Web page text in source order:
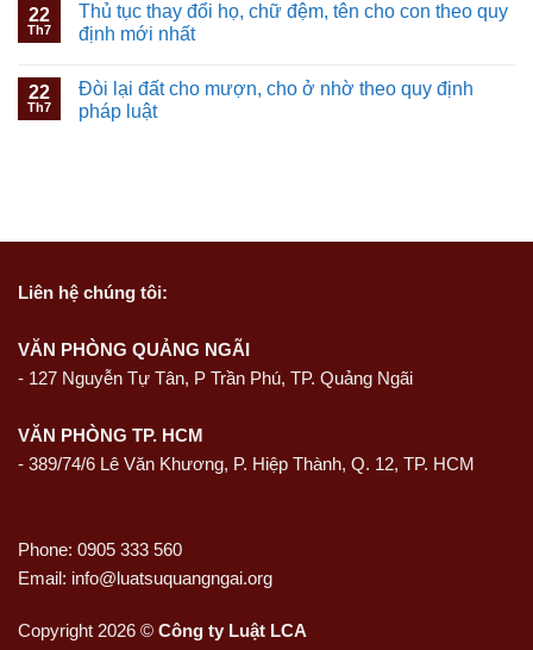
22
Th7
Thủ tục thay đổi họ, chữ đệm, tên cho con theo quy
định mới nhất
22
Th7
Đòi lại đất cho mượn, cho ở nhờ theo quy định
pháp luật
Liên hệ chúng tôi:
VĂN PHÒNG QUẢNG NGÃI
- 127 Nguyễn Tự Tân, P Trần Phú, TP. Quảng Ngãi
VĂN PHÒNG TP. HCM
- 389/74/6 Lê Văn Khương, P. Hiệp Thành, Q. 12, TP. HCM
Phone: 0905 333 560
Email: info@luatsuquangngai.org
Copyright 2026 © Công ty Luật LCA